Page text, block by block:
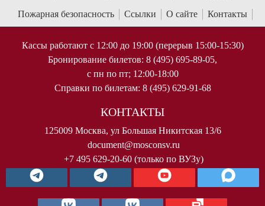
Пожарная безопасность
Ссылки О сайте Контакты
Кассы работают с 12:00 до 19:00 (перерыв 15:00-15:30)
Бронирование билетов: 8 (495) 695-89-05,
с пн по пт; 12:00-18:00
Справки по билетам: 8 (495) 629-91-68
КОНТАКТЫ
125009 Москва, ул Большая Никитская 13/6
document@mosconsv.ru
+7 495 629-20-60 (только по ВУЗу)